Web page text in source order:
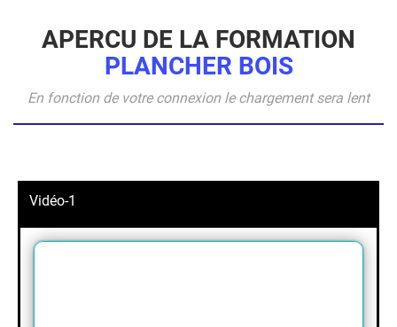
APERCU DE LA FORMATION
PLANCHER BOIS
En fonction de votre connexion le chargement sera lent
Vidéo-1